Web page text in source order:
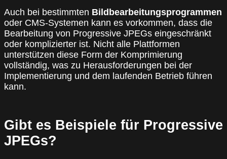
Auch bei bestimmten Bildbearbeitungsprogrammen
oder CMS-Systemen kann es vorkommen, dass die
Bearbeitung von Progressive JPEGs eingeschränkt
oder komplizierter ist. Nicht alle Plattformen
unterstützen diese Form der Komprimierung
vollständig, was zu Herausforderungen bei der
Implementierung und dem laufenden Betrieb führen
kann.
Gibt es Beispiele für Progressive
JPEGs?